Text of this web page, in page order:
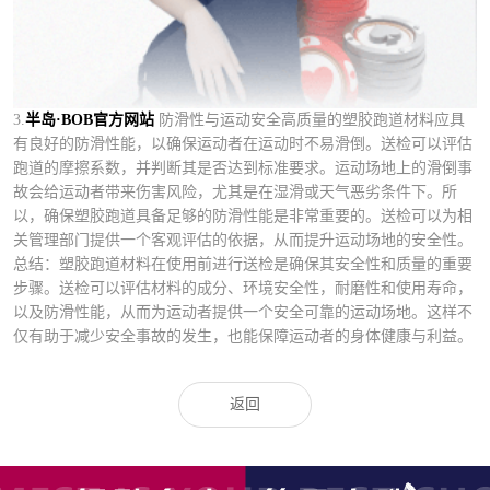
3.半岛·BOB官方网站 防滑性与运动安全高质量的塑胶跑道材料应具
有良好的防滑性能，以确保运动者在运动时不易滑倒。送检可以评估
跑道的摩擦系数，并判断其是否达到标准要求。运动场地上的滑倒事
故会给运动者带来伤害风险，尤其是在湿滑或天气恶劣条件下。所
以，确保塑胶跑道具备足够的防滑性能是非常重要的。送检可以为相
关管理部门提供一个客观评估的依据，从而提升运动场地的安全性。
总结：塑胶跑道材料在使用前进行送检是确保其安全性和质量的重要
步骤。送检可以评估材料的成分、环境安全性，耐磨性和使用寿命，
以及防滑性能，从而为运动者提供一个安全可靠的运动场地。这样不
仅有助于减少安全事故的发生，也能保障运动者的身体健康与利益。
返回